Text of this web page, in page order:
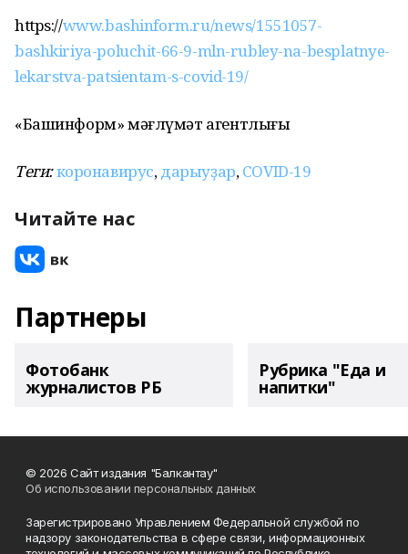
https://www.bashinform.ru/news/1551057-
bashkiriya-poluchit-66-9-mln-rubley-na-besplatnye-
lekarstva-patsientam-s-covid-19/
«Башинформ» мәғлүмәт агентлығы
Теги:коронавирус,дарыуҙар,COVID-19
Читайте нас
Партнеры
Фотобанк
журналистов РБ
Рубрика "Еда и
напитки"
© 2026 Сайт издания "Балкантау"
Об использовании персональных данных
Зарегистрировано Управлением Федеральной службой по
надзору законодательства в сфере связи, информационных